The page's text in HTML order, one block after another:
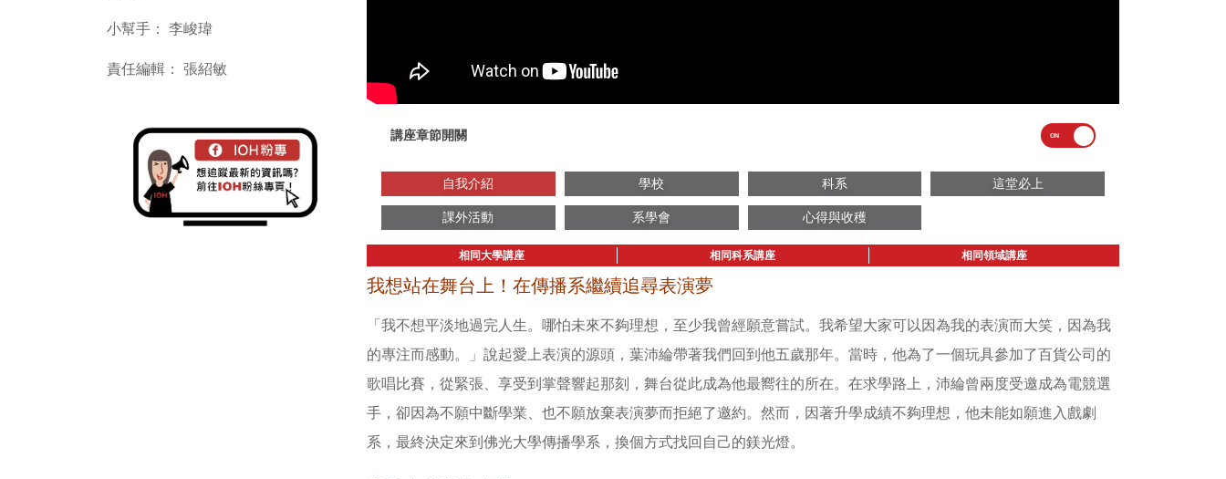
小幫手： 李峻瑋
責任編輯： 張紹敏
講座章節開關
自我介紹 學校 科系 這堂必上
課外活動 系學會 心得與收穫
相同大學講座 相同科系講座 相同領域講座
我想站在舞台上！在傳播系繼續追尋表演夢
「我不想平淡地過完人生。哪怕未來不夠理想，至少我曾經願意嘗試。我希望大家可以因為我的表演而大笑，因為我
的專注而感動。」說起愛上表演的源頭，葉沛綸帶著我們回到他五歲那年。當時，他為了一個玩具參加了百貨公司的
歌唱比賽，從緊張、享受到掌聲響起那刻，舞台從此成為他最嚮往的所在。在求學路上，沛綸曾兩度受邀成為電競選
手，卻因為不願中斷學業、也不願放棄表演夢而拒絕了邀約。然而，因著升學成績不夠理想，他未能如願進入戲劇
系，最終決定來到佛光大學傳播學系，換個方式找回自己的鎂光燈。